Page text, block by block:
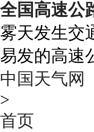
全国高速公
雾天发生交
易发的高速
中国天气网
>
首页